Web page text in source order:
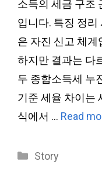
소득의 세금 구조
입니다. 특징 정
은 자진 신고 체계
하지만 결과는 다
두 종합소득세 누
기준 세율 차이는
식에서 … Read
Categories
Story